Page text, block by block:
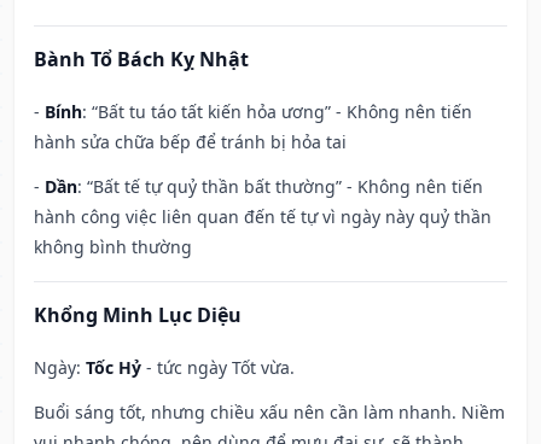
Bành Tổ Bách Kỵ Nhật
- Bính: “Bất tu táo tất kiến hỏa ương” - Không nên tiến
hành sửa chữa bếp để tránh bị hỏa tai
- Dần: “Bất tế tự quỷ thần bất thường” - Không nên tiến
hành công việc liên quan đến tế tự vì ngày này quỷ thần
không bình thường
Khổng Minh Lục Diệu
Ngày: Tốc Hỷ - tức ngày Tốt vừa.
Buổi sáng tốt, nhưng chiều xấu nên cần làm nhanh. Niềm